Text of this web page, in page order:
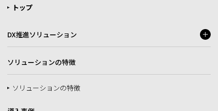
トップ
DX推進ソリューション
ソリューションの特徴
ソリューションの特徴